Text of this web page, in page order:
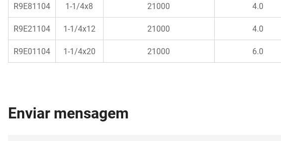
R9E81104 1-1/4x8 21000 4.0
R9E21104 1-1/4x12 21000 4.0
R9E01104 1-1/4x20 21000 6.0
Enviar mensagem